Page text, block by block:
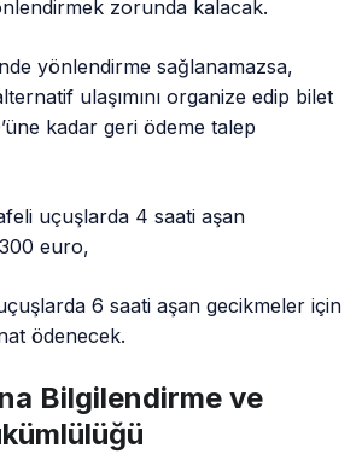
zorunda kalacak.
yönlendirme sağlanamazsa,
ulaşımını organize edip bilet
kadar geri ödeme talep
uçuşlarda 4 saati aşan
euro,
6 saati aşan gecikmeler için
ödenecek.
Bilgilendirme ve